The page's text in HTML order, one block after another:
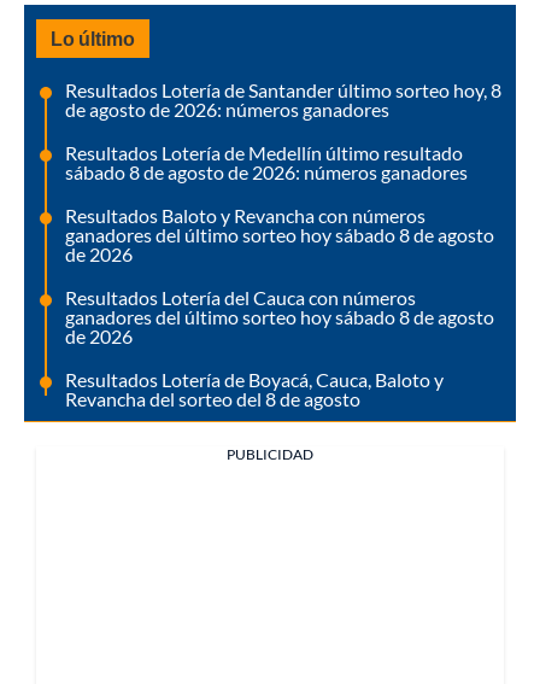
Lo último
Resultados Lotería de Santander último sorteo hoy, 8
de agosto de 2026: números ganadores
Resultados Lotería de Medellín último resultado
sábado 8 de agosto de 2026: números ganadores
Resultados Baloto y Revancha con números
ganadores del último sorteo hoy sábado 8 de agosto
de 2026
Resultados Lotería del Cauca con números
ganadores del último sorteo hoy sábado 8 de agosto
de 2026
Resultados Lotería de Boyacá, Cauca, Baloto y
Revancha del sorteo del 8 de agosto
PUBLICIDAD